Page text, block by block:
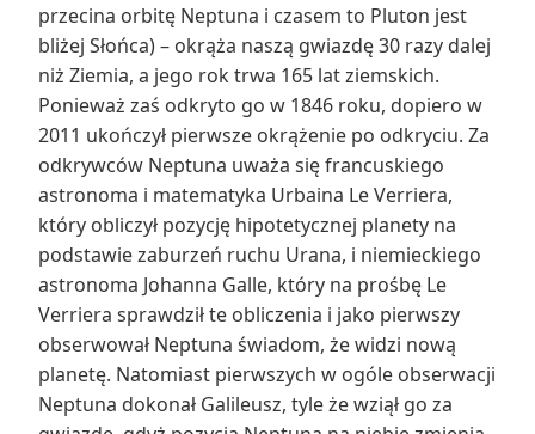
przecina orbitę Neptuna i czasem to Pluton jest
bliżej Słońca) – okrąża naszą gwiazdę 30 razy dalej
niż Ziemia, a jego rok trwa 165 lat ziemskich.
Ponieważ zaś odkryto go w 1846 roku, dopiero w
2011 ukończył pierwsze okrążenie po odkryciu. Za
odkrywców Neptuna uważa się francuskiego
astronoma i matematyka Urbaina Le Verriera,
który obliczył pozycję hipotetycznej planety na
podstawie zaburzeń ruchu Urana, i niemieckiego
astronoma Johanna Galle, który na prośbę Le
Verriera sprawdził te obliczenia i jako pierwszy
obserwował Neptuna świadom, że widzi nową
planetę. Natomiast pierwszych w ogóle obserwacji
Neptuna dokonał Galileusz, tyle że wziął go za